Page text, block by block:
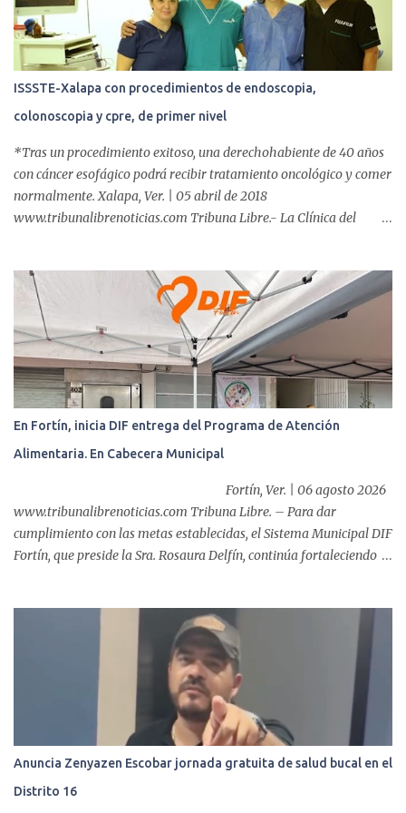
s
ISSSTE-Xalapa con procedimientos de endoscopia,
colonoscopia y cpre, de primer nivel
*Tras un procedimiento exitoso, una derechohabiente de 40 años
con cáncer esofágico podrá recibir tratamiento oncológico y comer
normalmente. Xalapa, Ver. | 05 abril de 2018
www.tribunalibrenoticias.com Tribuna Libre.- La Clínica del
incluyen endoscopia, colonoscopia y colangiopancreatografía
retrógrada endoscópica (CPRE), con equipo de alta tecnología de
videoendoscopia gástrica y con especialistas certificados. Además
se cuenta con endoscopios de última tecnología que permiten
diagnósticos con mayor certeza y sin dolor para el paciente, a
través de la atención de un equipo de profesionales
multidisciplinario: tres endoscopistas, anestesiólogo y personal
auxiliar y de enfermería. En esta semana, se realizó un nuevo caso
de éxito, pues a través de la colocación de un stent metálico
esofágico, una derechohabiente con un tumor en el ...
En Fortín, inicia DIF entrega del Programa de Atención
Alimentaria. En Cabecera Municipal
Fortín, Ver. | 06 agosto 2026
www.tribunalibrenoticias.com Tribuna Libre. – Para dar
cumplimiento con las metas establecidas, el Sistema Municipal DIF
Fortín, que preside la Sra. Rosaura Delfín, continúa fortaleciendo
Días y Primera Infancia” que inició este miércoles en la cabecera
municipal. Se trata de una estrategia que busca contribuir al
desarrollo y la nutrición de niñas, niños y mujeres en esta
importante etapa de vida. Durante la jornada, en la explanada del
Súper Ahorros, el director del organismo asistencial, Lic. Carlos
Adiel Pereda, realizó un recorrido por las sedes de entre...
Anuncia Zenyazen Escobar jornada gratuita de salud bucal en el
Distrito 16